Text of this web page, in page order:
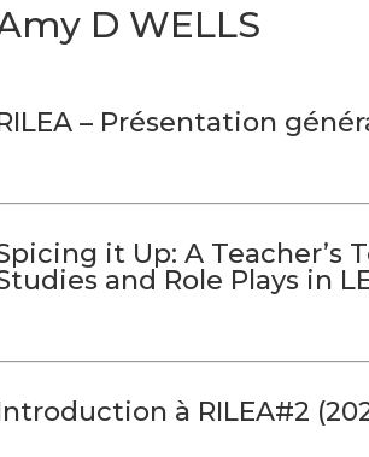
D WELLS
– Présentation
it Up: A Teacher’s
and Role Plays in
à RILEA#2